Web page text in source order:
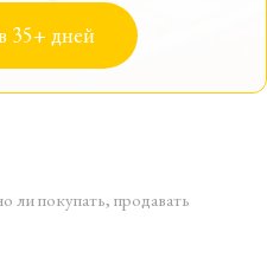
35+ дней
ли покупать, продавать